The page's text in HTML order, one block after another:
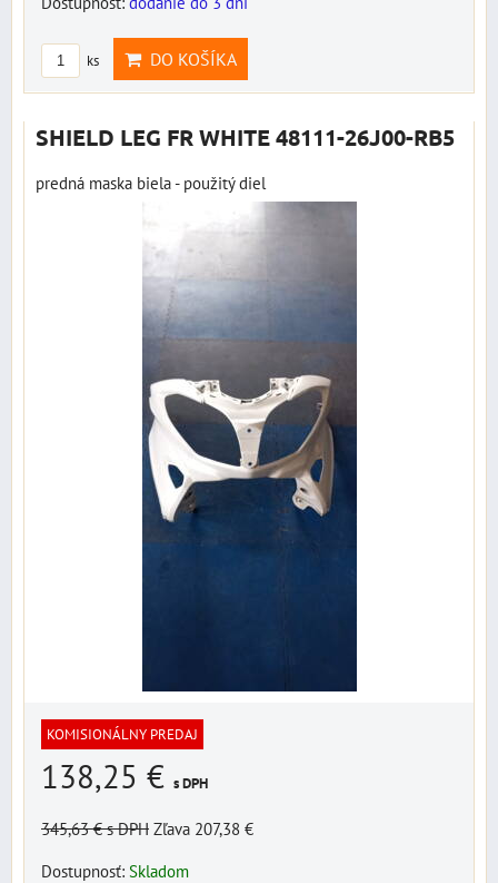
ks DO KOŠÍKA
SHIELD LEG FR WHITE 48111-26J00-RB5
predná maska biela - použitý diel
KOMISIONÁLNY PREDAJ
138,25 € s DPH
345,63 €s DPH Zľava 207,38 €
Dostupnosť: Skladom